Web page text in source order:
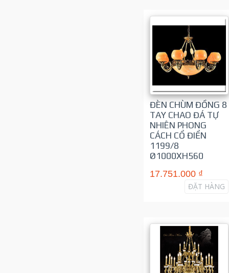
ĐÈN CHÙM ĐỒNG 8
TAY CHAO ĐÁ TỰ
NHIÊN PHONG
CÁCH CỔ ĐIỂN
1199/8
Ø1000XH560
17.751.000 ₫
ĐẶT HÀNG